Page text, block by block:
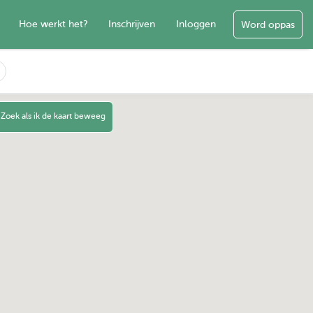
Hoe werkt het? Inschrijven Inloggen Word oppas
Zoek als ik de kaart beweeg